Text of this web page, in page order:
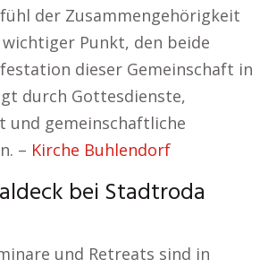
der Zusammengehörigkeit
Punkt, den beide
dieser Gemeinschaft in
durch Gottesdienste,
und gemeinschaftliche
– Kirche Buhlendorf
bei Stadtroda
und Retreats sind in